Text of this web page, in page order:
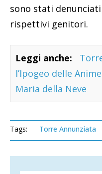
sono stati
rispettivi genitori.
Leggi anche:
l’Ipogeo delle
Maria della Neve
Tags: Torre Annunziata